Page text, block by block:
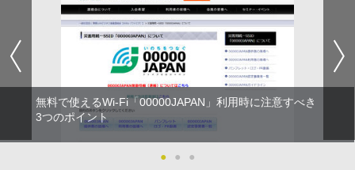
無料で使えるWi-Fi「00000JAPAN」利用時に注意すべき
3つのポイント
● ● ●